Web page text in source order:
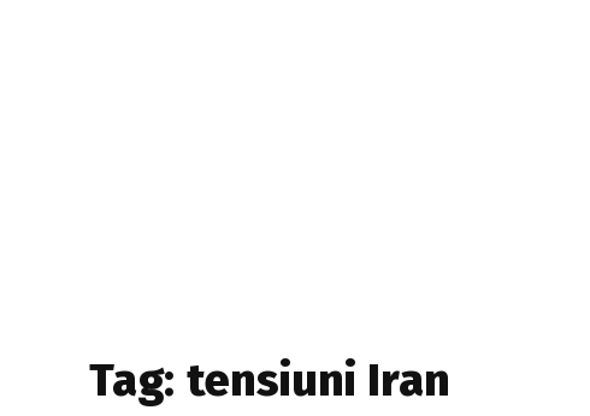
Tag: tensiuni Iran